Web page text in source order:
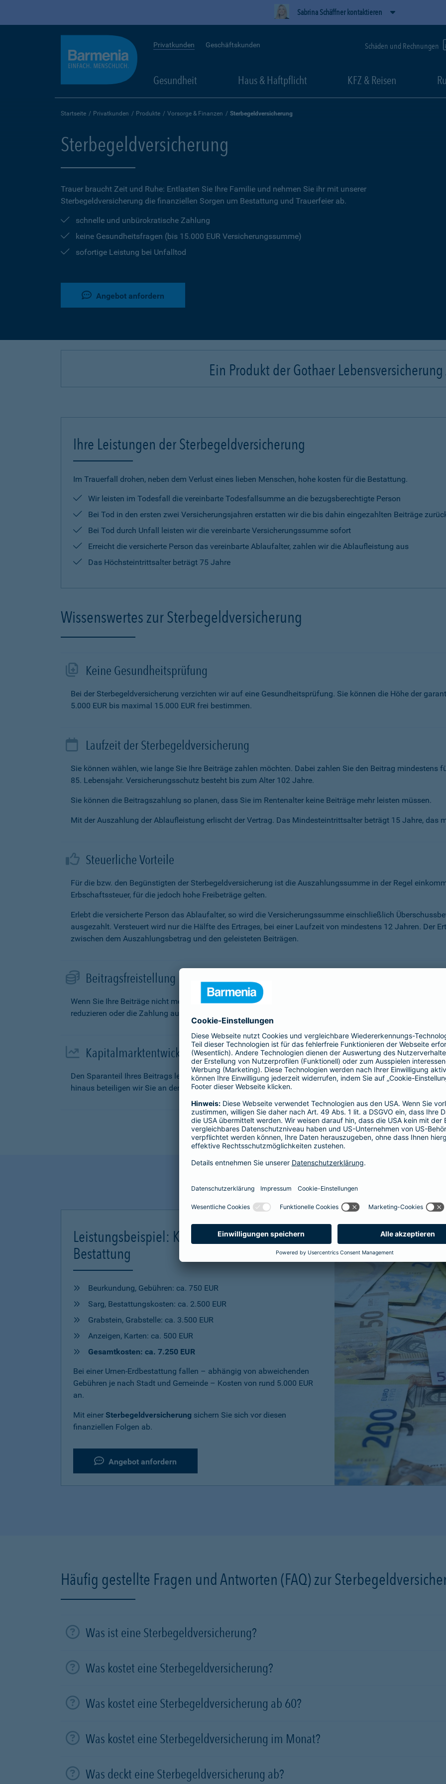
Sabrina Schäffner kontaktieren
Privatkunden Geschäftskunden Schäden und Rechnungen
Gesundheit Haus & Haftpflicht KFZ & Reisen
Startseite Privatkunden Produkte Vorsorge & Finanzen Sterbegeldversicherung
Sterbegeldversicherung
Trauer braucht Zeit und Ruhe: Entlasten Sie Ihre Familie und nehmen Sie ihr mit unserer
Sterbegeldversicherung die finanziellen Sorgen um Bestattung und Trauerfeier ab.
schnelle und unbürokratische Zahlung
keine Gesundheitsfragen (bis 15.000 EUR Versicherungssumme)
sofortige Leistung bei Unfalltod
Angebot anfordern
Ein Produkt der Gothaer Lebensversicherung
Ihre Leistungen der Sterbegeldversicherung
Im Trauerfall drohen, neben dem Verlust eines lieben Menschen, hohe kosten für die Bestattung.
Wir leisten im Todesfall die vereinbarte Todesfallsumme an die bezugsberechtigte Person
Bei Tod in den ersten zwei Versicherungsjahren erstatten wir die bis dahin eingezahlten Beiträge
Bei Tod durch Unfall leisten wir die vereinbarte Versicherungssumme sofort
Erreicht die versicherte Person das vereinbarte Ablaufalter, zahlen wir die Ablaufleistung aus
Das Höchsteintrittsalter beträgt 75 Jahre
Wissenswertes zur Sterbegeldversicherung
Keine Gesundheitsprüfung
Bei der Sterbegeldversicherung verzichten wir auf eine Gesundheitsprüfung. Sie können die Höhe der
5.000 EUR bis maximal 15.000 EUR frei bestimmen.
Laufzeit der Sterbegeldversicherung
Sie können wählen, wie lange Sie Ihre Beiträge zahlen möchten. Dabei zahlen Sie den Beitrag mindestens
85. Lebensjahr. Versicherungsschutz besteht bis zum Alter 102 Jahre.
Sie können die Beitragszahlung so planen, dass Sie im Renten­alter keine Beiträge mehr leisten müssen.
Mit der Auszahlung der Ablaufleistung erlischt der Vertrag. Das Mindesteintrittsalter beträgt 15 Jahre, das
Steuerliche Vorteile
Für die bzw. den Begünstigten der Sterbegeldversicherung ist die Auszahlungssumme in der Regel
Erbschaftssteuer, für die jedoch hohe Freibeträge gelten.
Erlebt die versicherte Person das Ablaufalter, so wird die Versicherungssumme ein­schließlich
ausgezahlt. Versteuert wird nur die Hälfte des Ertrages, bei einer Laufzeit von mindestens 12 Jahren. Der
zwischen dem Auszahlungsbetrag und den geleisteten Beiträgen.
Beitragsfreistellung
Wenn Sie Ihre Beiträge nicht mehr zahlen können, haben Sie die Möglichkeit der Beitragsfreistellung. Sie
reduzieren oder die Zahlung aufschieben.
Kapitalmarktentwicklung
Den Sparanteil Ihres Beitrags legen wir für Sie an. Sie erhalten darauf einen Garantiezins – unabhängig
hinaus beteiligen wir Sie an den Überschüssen, die unser Kapitalanlagemanagement erwirtschaftet.
Leistungsbeispiel: Kosten einer traditionellen
Bestattung
Beurkundung, Gebühren: ca. 750 EUR
Sarg, Bestattungskosten: ca. 2.500 EUR
Grabstein, Grabstelle: ca. 3.500 EUR
Anzeigen, Karten: ca. 500 EUR
Gesamtkosten: ca. 7.250 EUR
Bei einer Urnen-Erdbestattung fallen – abhängig von abweichenden
Gebühren je nach Stadt und Gemeinde – Kosten von rund 5.000 EUR
an.
Mit einer Sterbegeldversicherung sichern Sie sich vor diesen
finanziellen Folgen ab.
Angebot anfordern
Häufig gestellte Fragen und Antworten (FAQ) zur
Was ist eine Sterbegeldversicherung?
Was kostet eine Sterbegeldversicherung?
Was kostet eine Sterbegeldversicherung ab 60?
Was kostet eine Sterbegeldversicherung im Monat?
Was deckt eine Sterbegeldversicherung ab?